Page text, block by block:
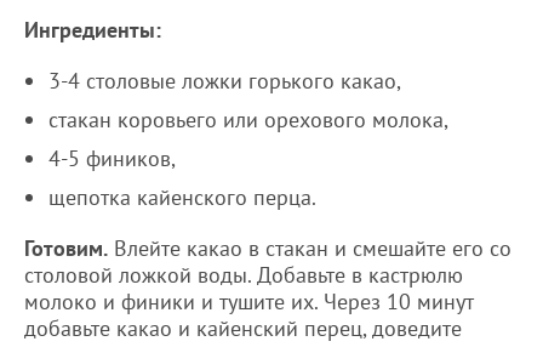
Ингредиенты:
3-4 столовые ложки горького какао,
стакан коровьего или орехового молока,
4-5 фиников,
щепотка кайенского перца.
Готовим. Влейте какао в стакан и смешайте его со
столовой ложкой воды. Добавьте в кастрюлю
молоко и финики и тушите их. Через 10 минут
добавьте какао и кайенский перец, доведите